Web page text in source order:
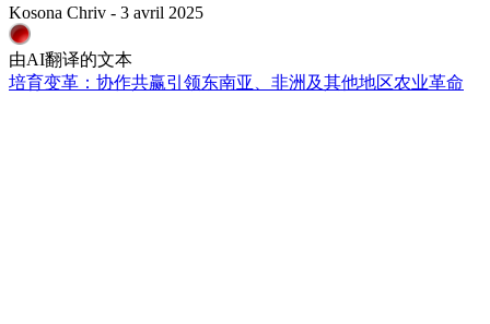
Kosona Chriv - 3 avril 2025
由AI翻译的文本
培育变革：协作共赢引领东南亚、非洲及其他地区农业革命